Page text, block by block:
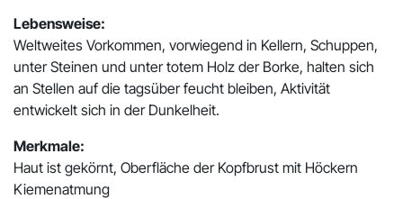
Lebensweise:
Weltweites Vorkommen, vorwiegend in Kellern, Schuppen,
unter Steinen und unter totem Holz der Borke, halten sich
an Stellen auf die tagsüber feucht bleiben, Aktivität
entwickelt sich in der Dunkelheit.
Merkmale:
Haut ist gekörnt, Oberfläche der Kopfbrust mit Höckern
Kiemenatmung